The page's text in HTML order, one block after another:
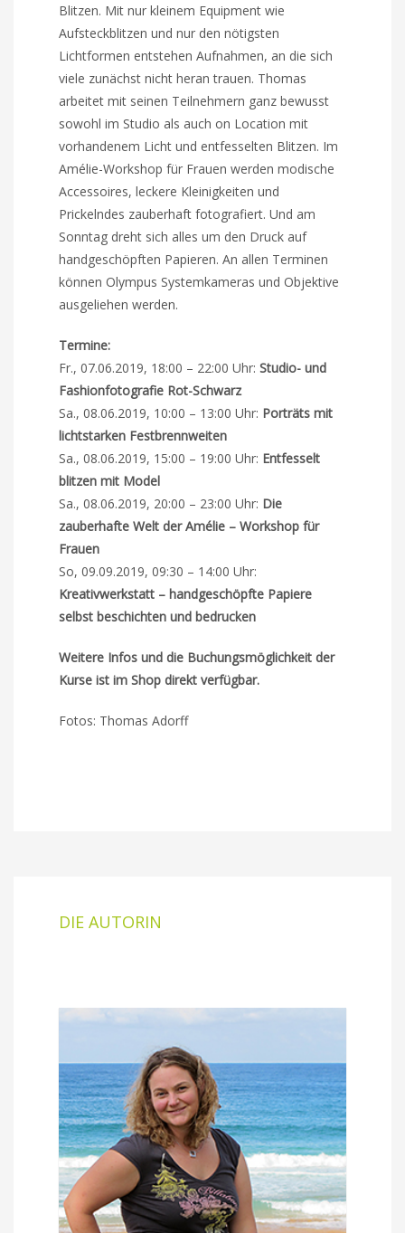
Blitzen. Mit nur kleinem Equipment wie
Aufsteckblitzen und nur den nötigsten
Lichtformen entstehen Aufnahmen, an die sich
viele zunächst nicht heran trauen. Thomas
arbeitet mit seinen Teilnehmern ganz bewusst
sowohl im Studio als auch on Location mit
vorhandenem Licht und entfesselten Blitzen. Im
Amélie-Workshop für Frauen werden modische
Accessoires, leckere Kleinigkeiten und
Prickelndes zauberhaft fotografiert. Und am
Sonntag dreht sich alles um den Druck auf
handgeschöpften Papieren. An allen Terminen
können Olympus Systemkameras und Objektive
ausgeliehen werden.
Termine:
Fr., 07.06.2019, 18:00 – 22:00 Uhr: Studio- und
Fashionfotografie Rot-Schwarz
Sa., 08.06.2019, 10:00 – 13:00 Uhr: Porträts mit
lichtstarken Festbrennweiten
Sa., 08.06.2019, 15:00 – 19:00 Uhr: Entfesselt
blitzen mit Model
Sa., 08.06.2019, 20:00 – 23:00 Uhr: Die
zauberhafte Welt der Amélie – Workshop für
Frauen
So, 09.09.2019, 09:30 – 14:00 Uhr:
Kreativwerkstatt – handgeschöpfte Papiere
selbst beschichten und bedrucken
Weitere Infos und die Buchungsmöglichkeit der
Kurse ist im Shop direkt verfügbar.
Fotos: Thomas Adorff
DIE AUTORIN